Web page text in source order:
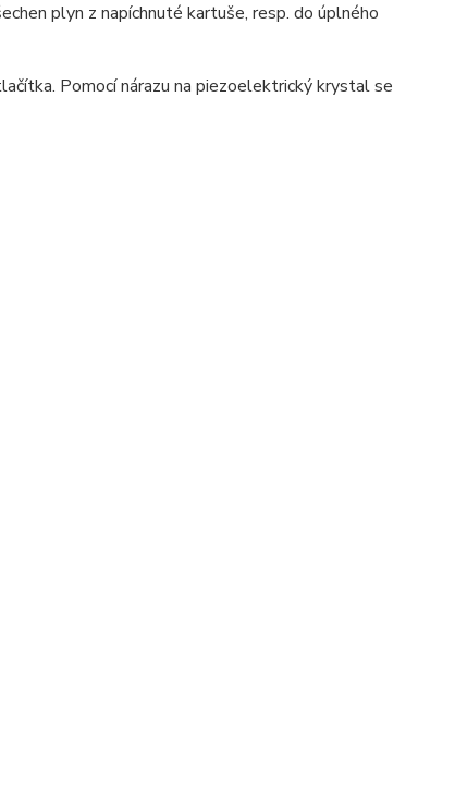
plyn z napíchnuté kartuše, resp. do úplného
Pomocí nárazu na piezoelektrický krystal se